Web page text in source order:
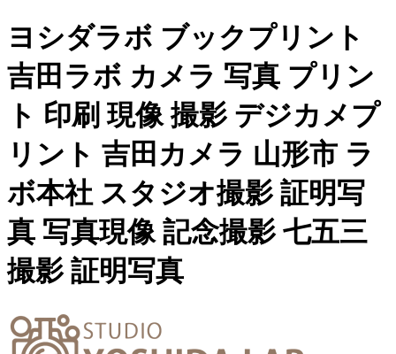
ヨシダラボ ブックプリント
吉田ラボ カメラ 写真 プリン
ト 印刷 現像 撮影 デジカメプ
リント 吉田カメラ 山形市 ラ
ボ本社 スタジオ撮影 証明写
真 写真現像 記念撮影 七五三
撮影 証明写真